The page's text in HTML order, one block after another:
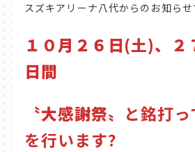
スズキアリーナ八代からのお知ら
１０月２６日(土)、２
日間
〝大感謝祭〟 と銘打
を行います?